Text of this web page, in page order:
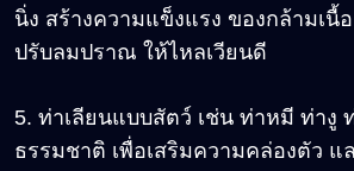
นิ่ง สร้างความแข็งแรง ของกล้ามเนื้
ปรับลมปราณ ให้ไหลเวียนดี
5. ท่าเลียนแบบสัตว์ เช่น ท่าหมี ท่างู
ธรรมชาติ เพื่อเสริมความคล่องตัว